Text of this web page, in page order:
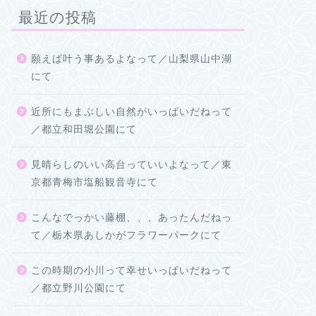
最近の投稿
願えば叶う事あるよなって／山梨県山中湖
にて
近所にもまぶしい自然がいっぱいだねって
／都立和田堀公園にて
見晴らしのいい高台っていいよなって／東
京都青梅市塩船観音寺にて
こんなでっかい藤棚、、、あったんだねっ
て／栃木県あしかがフラワーパークにて
この時期の小川って幸せいっぱいだねって
／都立野川公園にて